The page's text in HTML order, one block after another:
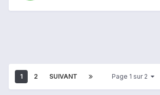
1 2 SUIVANT Page 1 sur 2